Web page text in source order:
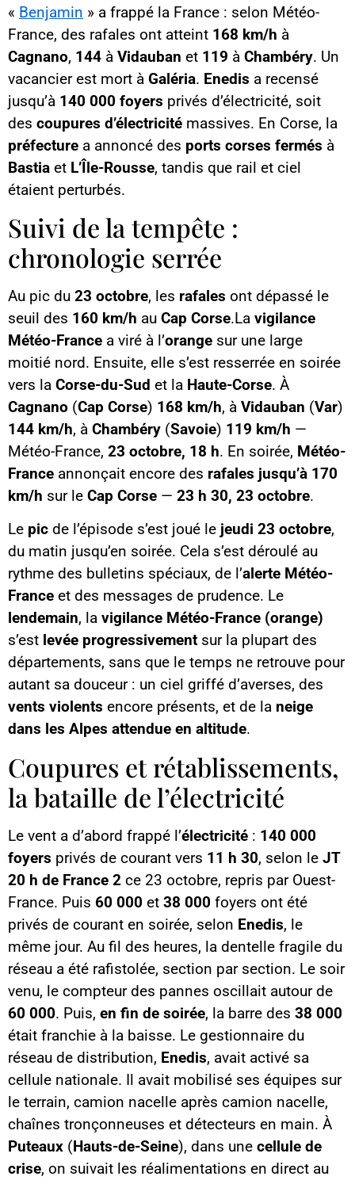
« Benjamin » a frappé la France : selon Météo-
France, des rafales ont atteint 168 km/h à
Cagnano, 144 à Vidauban et 119 à Chambéry. Un
vacancier est mort à Galéria. Enedis a recensé
jusqu’à 140 000 foyers privés d’électricité, soit
des coupures d’électricité massives. En Corse, la
préfecture a annoncé des ports corses fermés à
Bastia et L’Île-Rousse, tandis que rail et ciel
étaient perturbés.
Suivi de la tempête :
chronologie serrée
Au pic du 23 octobre, les rafales ont dépassé le
seuil des 160 km/h au Cap Corse.La vigilance
Météo-France a viré à l’orange sur une large
moitié nord. Ensuite, elle s’est resserrée en soirée
vers la Corse-du-Sud et la Haute-Corse. À
Cagnano (Cap Corse) 168 km/h, à Vidauban (Var)
144 km/h, à Chambéry (Savoie) 119 km/h —
Météo-France, 23 octobre, 18 h. En soirée, Météo-
France annonçait encore des rafales jusqu’à 170
km/h sur le Cap Corse — 23 h 30, 23 octobre.
Le pic de l’épisode s’est joué le jeudi 23 octobre,
du matin jusqu’en soirée. Cela s’est déroulé au
rythme des bulletins spéciaux, de l’alerte Météo-
France et des messages de prudence. Le
lendemain, la vigilance Météo-France (orange)
s’est levée progressivement sur la plupart des
départements, sans que le temps ne retrouve pour
autant sa douceur : un ciel griffé d’averses, des
vents violents encore présents, et de la neige
dans les Alpes attendue en altitude.
Coupures et rétablissements,
la bataille de l’électricité
Le vent a d’abord frappé l’électricité : 140 000
foyers privés de courant vers 11 h 30, selon le JT
20 h de France 2 ce 23 octobre, repris par Ouest-
France. Puis 60 000 et 38 000 foyers ont été
privés de courant en soirée, selon Enedis, le
même jour. Au fil des heures, la dentelle fragile du
réseau a été rafistolée, section par section. Le soir
venu, le compteur des pannes oscillait autour de
60 000. Puis, en fin de soirée, la barre des 38 000
était franchie à la baisse. Le gestionnaire du
réseau de distribution, Enedis, avait activé sa
cellule nationale. Il avait mobilisé ses équipes sur
le terrain, camion nacelle après camion nacelle,
chaînes tronçonneuses et détecteurs en main. À
Puteaux (Hauts-de-Seine), dans une cellule de
crise, on suivait les réalimentations en direct au